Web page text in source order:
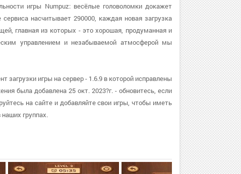
игры Numpuz: весёлые головоломки докажет
насчитывает 290000, каждая новая загрузка
главная из которых - это хорошая, продуманная и
управлением и незабываемой атмосферой мы
игры на сервер - 1.6.9 в которой исправлены
была добавлена 25 окт. 2023?г. - обновитесь, если
на сайте и добавляйте свои игры, чтобы иметь
группах.